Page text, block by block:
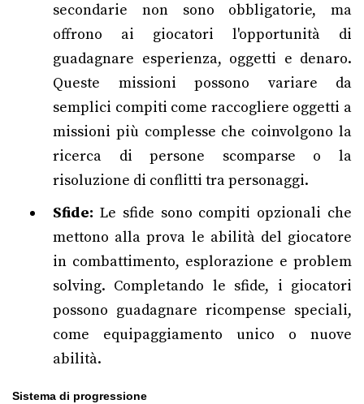
secondarie non sono obbligatorie, ma
offrono ai giocatori l'opportunità di
guadagnare esperienza, oggetti e denaro.
Queste missioni possono variare da
semplici compiti come raccogliere oggetti a
missioni più complesse che coinvolgono la
ricerca di persone scomparse o la
risoluzione di conflitti tra personaggi.
Sfide: Le sfide sono compiti opzionali che
mettono alla prova le abilità del giocatore
in combattimento, esplorazione e problem
solving. Completando le sfide, i giocatori
possono guadagnare ricompense speciali,
come equipaggiamento unico o nuove
abilità.
Sistema di progressione